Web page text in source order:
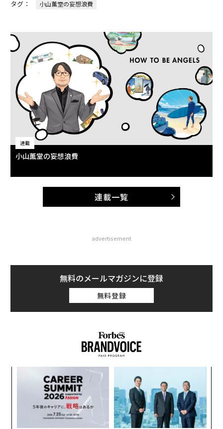
タグ： 小山薫堂の妄想浪費
連載
小山薫堂の妄想浪費
連載一覧
advertisement
無料のメールマガジンに登録
無料登録